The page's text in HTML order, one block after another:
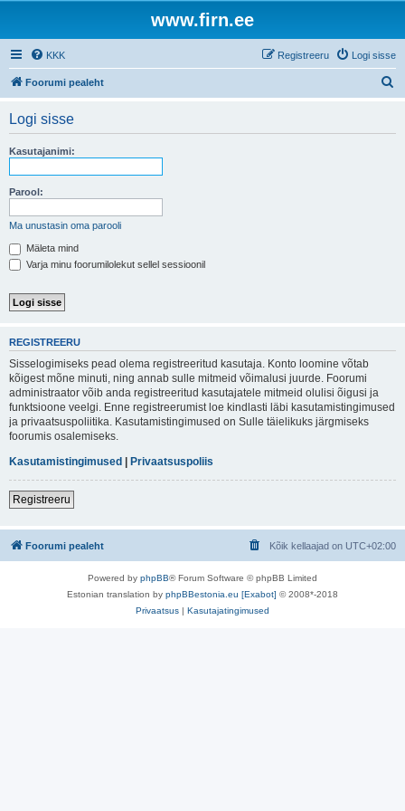
www.firn.ee
KKK Logi sisse
Registreeru
Foorumi pealeht
Logi sisse
Kasutajanimi:
Parool:
Ma unustasin oma parooli
Mäleta mind
Varja minu foorumilolekut sellel sessioonil
REGISTREERU
Sisselogimiseks pead olema registreeritud kasutaja. Konto loomine võtab
kõigest mõne minuti, ning annab sulle mitmeid võimalusi juurde. Foorumi
administraator võib anda registreeritud kasutajatele mitmeid olulisi õigusi ja
funktsioone veelgi. Enne registreerumist loe kindlasti läbi kasutamistingimused
ja privaatsuspoliitika. Kasutamistingimused on Sulle täielikuks järgmiseks
foorumis osalemiseks.
Kasutamistingimused | Privaatsuspoliis
Registreeru
Foorumi pealeht Kõik kellaajad on UTC+02:00
Powered by phpBB® Forum Software © phpBB Limited
Estonian translation by phpBBestonia.eu [Exabot] © 2008*-2018
Privaatsus | Kasutajatingimused